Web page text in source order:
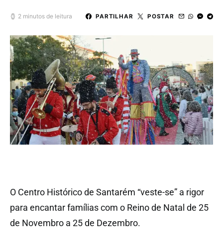
2 minutos de leitura PARTILHAR POSTAR
O Centro Histórico de Santarém “veste-se” a rigor
para encantar famílias com o Reino de Natal de 25
de Novembro a 25 de Dezembro.